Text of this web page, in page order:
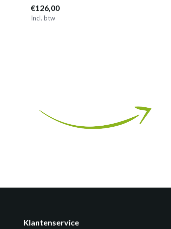
€126,00
Incl. btw
Klantenservice